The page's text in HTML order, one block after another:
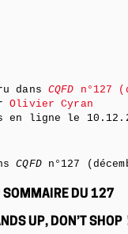
dans CQFD n°127
Olivier Cyran
en ligne le
CQFDn°127
SOMMAIRE DU 127
UP, DON’T SHOP